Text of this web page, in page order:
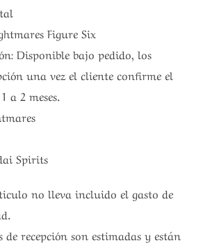
Figure Six
Disponible bajo pedido, los
una vez el cliente confirme el
a 2 meses.
Spirits
no lleva incluido el gasto de
de recepción son estimadas y están